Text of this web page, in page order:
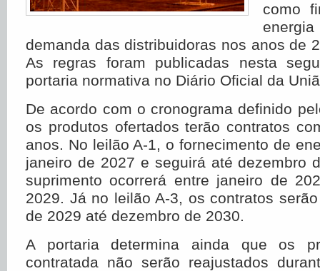
como
demanda das distribuidoras nos anos de
As regras foram publicadas nesta
portaria normativa no Diário Oficial da
De acordo com o cronograma definido
os produtos ofertados terão contratos
anos. No leilão A-1, o fornecimento de
janeiro de 2027 e seguirá até dezembro
suprimento ocorrerá entre janeiro de
2029. Já no leilão A-3, os contratos
de 2029 até dezembro de 2030.
A portaria determina ainda que os
contratada não serão reajustados